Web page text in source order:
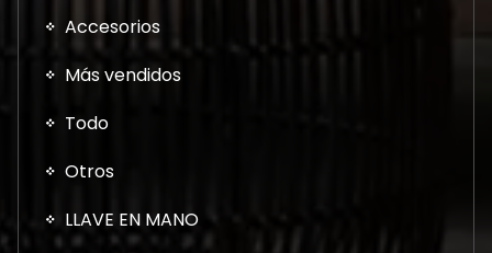
Accesorios
Más vendidos
Todo
Otros
LLAVE EN MANO